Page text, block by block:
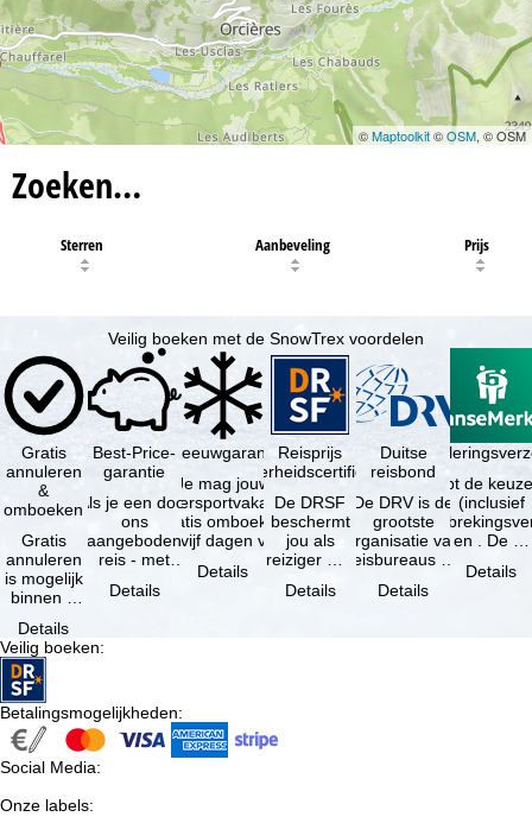
©Maptoolkit©OSM, © OSM
Zoeken…
Sterren Aanbeveling Prijs
Veilig boeken met de SnowTrex voordelen
Gratis
annuleren
&
omboeken
Gratis
annuleren
is mogelijk
binnen 5
de
boeking,
als jouw
vakantie …
Details
Best-Price-
garantie
Als je een door
ons
aangeboden
reis - met
dezelfde inhoud
en
Details
Sneeuwgarantie
Je mag jouw
wintersportvakantie
gratis omboeken
als vijf dagen voor
Details
Reisprijs
zekerheidscertificaat
De DRSF
beschermt
jou als
reiziger met
pakketreis
Details
Duitse
reisbond
De DRV is de
grootste
organisatie van
reisbureaus en
in Duitsland. …
Details
Je hebt de
(inclusief
en . De …
Details
Veilig boeken:
Betalingsmogelijkheden:
Social Media:
Onze labels: